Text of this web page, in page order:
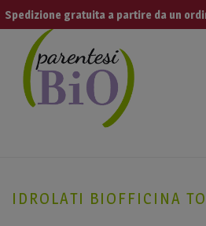
IDROLATI BIOFFICINA
Spedizione gratuita a partire da un